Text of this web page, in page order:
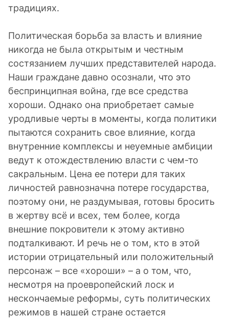
традициях.
Политическая борьба за власть и влияние
никогда не была открытым и честным
состязанием лучших представителей народа.
Наши граждане давно осознали, что это
беспринципная война, где все средства
хороши. Однако она приобретает самые
уродливые черты в моменты, когда политики
пытаются сохранить свое влияние, когда
внутренние комплексы и неуемные амбиции
ведут к отождествлению власти с чем-то
сакральным. Цена ее потери для таких
личностей равнозначна потере государства,
поэтому они, не раздумывая, готовы бросить
в жертву всё и всех, тем более, когда
внешние покровители к этому активно
подталкивают. И речь не о том, кто в этой
истории отрицательный или положительный
персонаж – все «хороши» – а о том, что,
несмотря на проевропейский лоск и
нескончаемые реформы, суть политических
режимов в нашей стране остается